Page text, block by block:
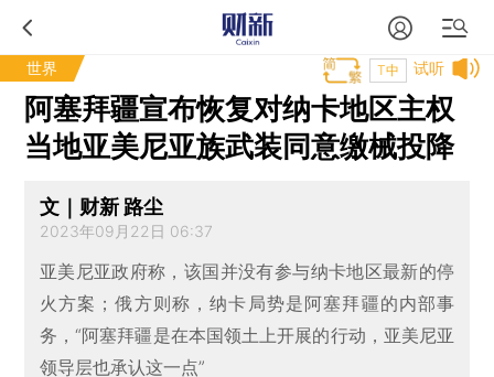
世界 试听
T中
阿塞拜疆宣布恢复对纳卡地区主权
当地亚美尼亚族武装同意缴械投降
文｜财新 路尘
2023年09月22日 06:37
亚美尼亚政府称，该国并没有参与纳卡地区最新的停
火方案；俄方则称，纳卡局势是阿塞拜疆的内部事
务，“阿塞拜疆是在本国领土上开展的行动，亚美尼亚
领导层也承认这一点”